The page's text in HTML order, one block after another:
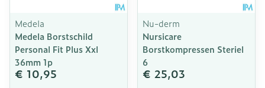
Medela
Medela Borstschild
Personal Fit Plus Xxl
36mm 1p
€ 10,95
Nu-derm
Nursicare
Borstkompressen Steriel
6
€ 25,03